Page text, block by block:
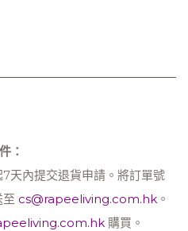
：
天內提交退貨申請。將訂單號
cs@rapeeliving.com.hk 。
購買。